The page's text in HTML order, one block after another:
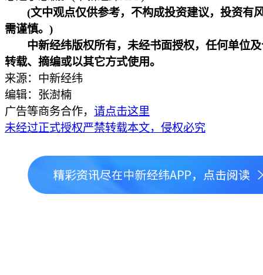
(文中观点仅供参考，不构成投资建议，投资有
需谨慎。)
中新经纬版权所有，未经书面授权，任何单位
转载、摘编或以其它方式使用。
来源：中新经纬
编辑：张澍楠
广告等商务合作， 请点击这里
未经过正式授权严禁转载本文，侵权必究